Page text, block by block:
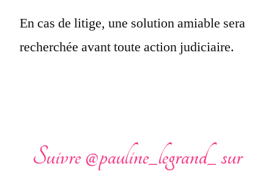
En cas de litige, une solution amiable sera
recherchée avant toute action judiciaire.
Suivre @pauline_legrand_ sur